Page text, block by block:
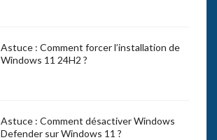
Astuce : Comment forcer l’installation de
Windows 11 24H2 ?
Astuce : Comment désactiver Windows
Defender sur Windows 11 ?